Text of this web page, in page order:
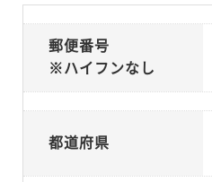
郵便番号
※ハイフンなし
都道府県